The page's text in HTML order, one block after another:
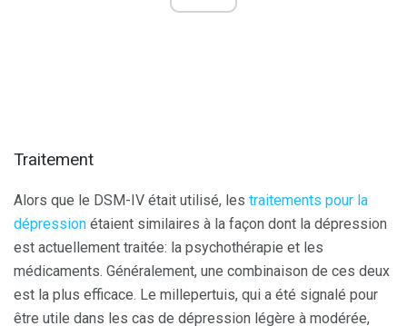
Traitement
Alors que le DSM-IV était utilisé, les traitements pour la
dépression étaient similaires à la façon dont la dépression
est actuellement traitée: la psychothérapie et les
médicaments. Généralement, une combinaison de ces deux
est la plus efficace. Le millepertuis, qui a été signalé pour
être utile dans les cas de dépression légère à modérée,